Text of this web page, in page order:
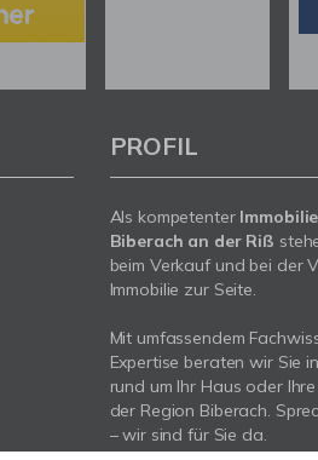
PROFIL
Als kompetenter
Biberach an der Riß
beim Verkauf und bei der
Immobilie zur Seite.
Mit umfassendem
Expertise beraten wir Sie
rund um Ihr Haus oder
der Region Biberach.
– wir sind für Sie da.